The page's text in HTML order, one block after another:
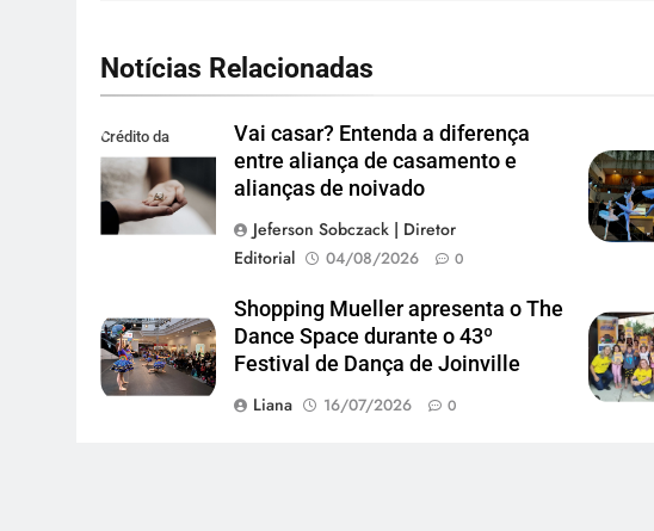
Notícias Relacionadas
Crédito da
imagem: Pexels
Vai casar? Entenda a diferença
entre aliança de casamento e
alianças de noivado
Jeferson Sobczack | Diretor
Editorial
04/08/2026 0
Shopping Mueller apresenta o The
Dance Space durante o 43º
Festival de Dança de Joinville
Liana
16/07/2026 0